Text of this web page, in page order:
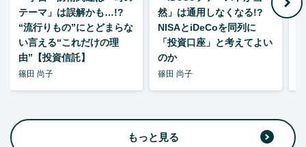
テーマ」は誤解かも…!?
“流行りもの”にとどまらな
い言える“これだけの理
由”【投資信託】
篠田 尚子
然」は通用しなくなる!?
NISAとiDeCoを同列に
「投資口座」と考えてよい
のか
篠田 尚子
もっと見る